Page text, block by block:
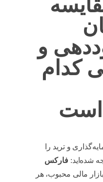
و
کدام
است
و ترید را
شده‌اید: فارکس
مالی محبوب، هر